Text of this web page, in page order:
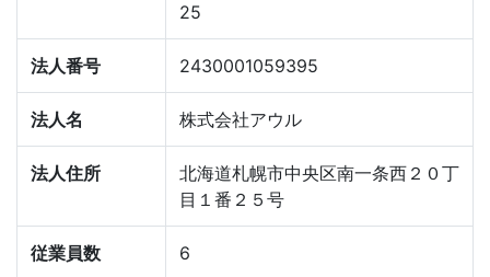
25
法人番号 2430001059395
法人名 株式会社アウル
法人住所
北海道札幌市中央区南一条西２０丁
目１番２５号
従業員数 6